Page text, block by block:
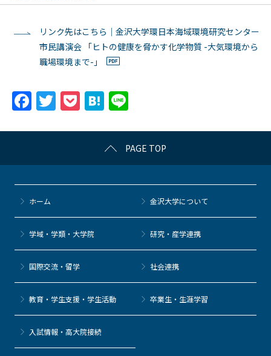
リンク先はこちら｜金沢大学環日本海域環境研究センター
市民講演会 「ヒトの健康を脅かす化学物質 -大気環境から
職場環境まで-」
F
c
e
b
o
o
k
T
itt
er
P
c
k
et
H
e
n
a
e
PAGE TOP
ホーム 金沢大学について
学域・学類・大学院 研究・産学連携
国際交流・留学 社会連携
教育・学生支援・学生活動 卒業生・生涯学習
⼊試情報・高大院接続